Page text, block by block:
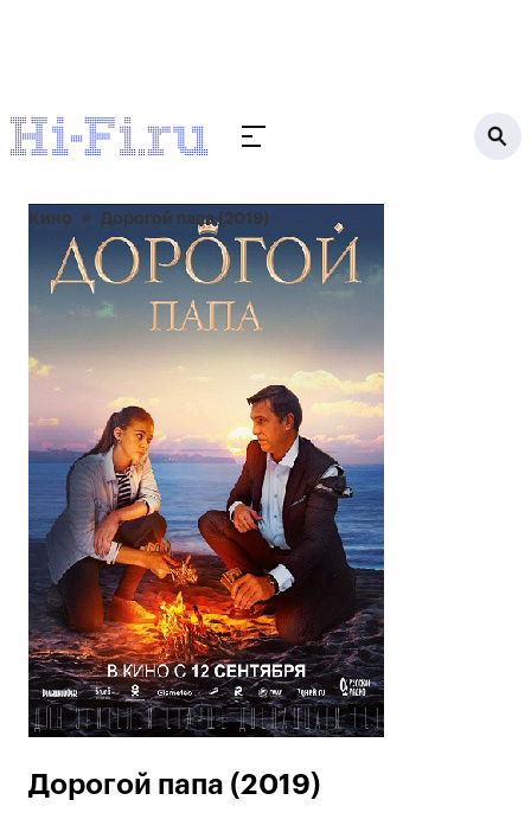
Кино Дорогой папа (2019)
Дорогой папа (2019)